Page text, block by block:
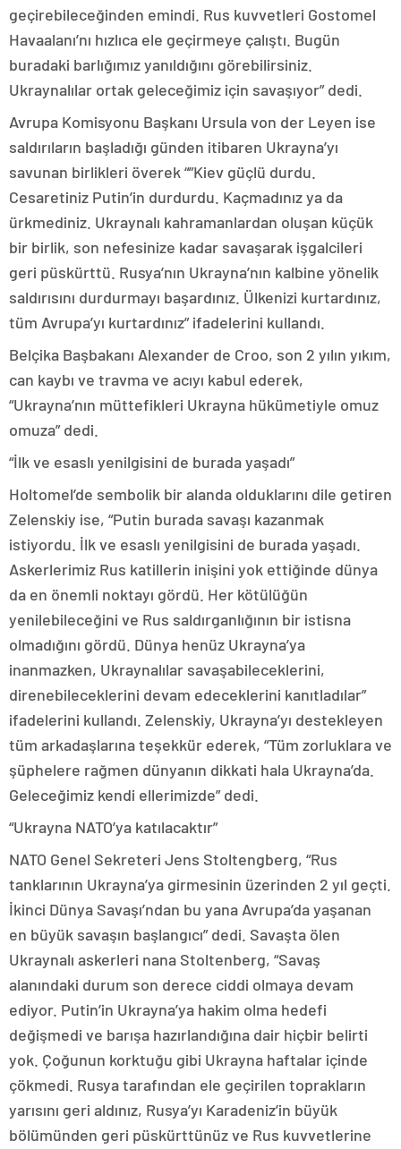
geçirebileceğinden emindi. Rus kuvvetleri Gostomel
Havaalanı’nı hızlıca ele geçirmeye çalıştı. Bugün
buradaki barlığımız yanıldığını görebilirsiniz.
Ukraynalılar ortak geleceğimiz için savaşıyor” dedi.
Avrupa Komisyonu Başkanı Ursula von der Leyen ise
saldırıların başladığı günden itibaren Ukrayna’yı
savunan birlikleri överek “”Kiev güçlü durdu.
Cesaretiniz Putin’in durdurdu. Kaçmadınız ya da
ürkmediniz. Ukraynalı kahramanlardan oluşan küçük
bir birlik, son nefesinize kadar savaşarak işgalcileri
geri püskürttü. Rusya’nın Ukrayna’nın kalbine yönelik
saldırısını durdurmayı başardınız. Ülkenizi kurtardınız,
tüm Avrupa’yı kurtardınız” ifadelerini kullandı.
Belçika Başbakanı Alexander de Croo, son 2 yılın yıkım,
can kaybı ve travma ve acıyı kabul ederek,
“Ukrayna’nın müttefikleri Ukrayna hükümetiyle omuz
omuza” dedi.
“İlk ve esaslı yenilgisini de burada yaşadı”
Holtomel’de sembolik bir alanda olduklarını dile getiren
Zelenskiy ise, “Putin burada savaşı kazanmak
istiyordu. İlk ve esaslı yenilgisini de burada yaşadı.
Askerlerimiz Rus katillerin inişini yok ettiğinde dünya
da en önemli noktayı gördü. Her kötülüğün
yenilebileceğini ve Rus saldırganlığının bir istisna
olmadığını gördü. Dünya henüz Ukrayna’ya
inanmazken, Ukraynalılar savaşabileceklerini,
direnebileceklerini devam edeceklerini kanıtladılar”
ifadelerini kullandı. Zelenskiy, Ukrayna’yı destekleyen
tüm arkadaşlarına teşekkür ederek, “Tüm zorluklara ve
şüphelere rağmen dünyanın dikkati hala Ukrayna’da.
Geleceğimiz kendi ellerimizde” dedi.
“Ukrayna NATO’ya katılacaktır”
NATO Genel Sekreteri Jens Stoltengberg, “Rus
tanklarının Ukrayna’ya girmesinin üzerinden 2 yıl geçti.
İkinci Dünya Savaşı’ndan bu yana Avrupa’da yaşanan
en büyük savaşın başlangıcı” dedi. Savaşta ölen
Ukraynalı askerleri nana Stoltenberg, “Savaş
alanındaki durum son derece ciddi olmaya devam
ediyor. Putin’in Ukrayna’ya hakim olma hedefi
değişmedi ve barışa hazırlandığına dair hiçbir belirti
yok. Çoğunun korktuğu gibi Ukrayna haftalar içinde
çökmedi. Rusya tarafından ele geçirilen toprakların
yarısını geri aldınız, Rusya’yı Karadeniz’in büyük
bölümünden geri püskürttünüz ve Rus kuvvetlerine